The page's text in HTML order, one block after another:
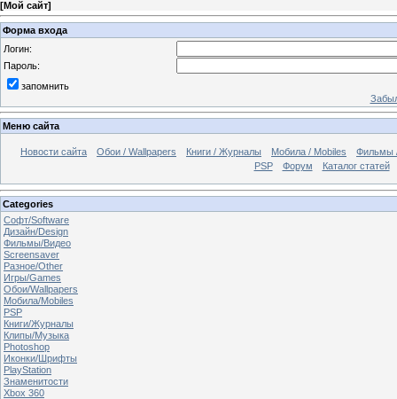
[Мой сайт]
Форма входа
Логин:
Пароль:
запомнить
Меню сайта
Новости сайта Обои / Wallpapers Книги / Журналы Мобила / Mobiles
Фильмы
PSP
Форум Каталог статей
Categories
Софт/Software
Дизайн/Design
Фильмы/Видео
Screensaver
Разное/Other
Игры/Games
Обои/Wallpapers
Мобила/Mobiles
PSP
Книги/Журналы
Клипы/Музыка
Photoshop
Иконки/Шрифты
PlayStation
Знаменитости
Xbox 360